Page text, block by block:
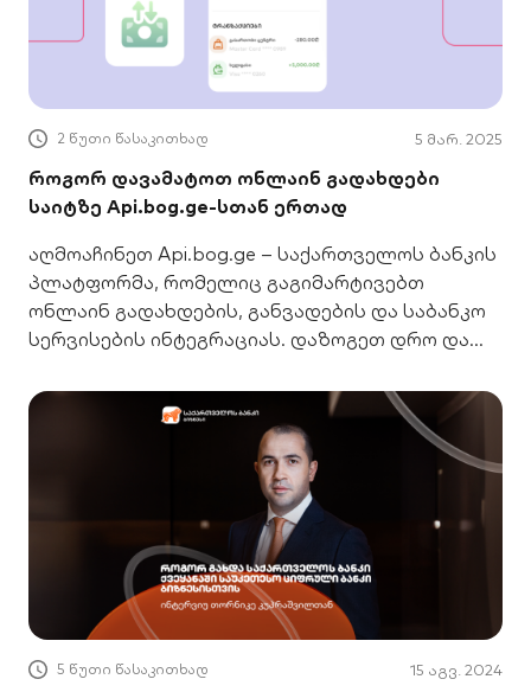
2 წუთი წასაკითხად 5 მარ. 2025
როგორ დავამატოთ ონლაინ გადახდები
საიტზე Api.bog.ge-სთან ერთად
აღმოაჩინეთ Api.bog.ge – საქართველოს ბანკის
პლატფორმა, რომელიც გაგიმარტივებთ
ონლაინ გადახდების, განვადების და საბანკო
სერვისების ინტეგრაციას. დაზოგეთ დრო და
5 წუთი წასაკითხად 15 აგვ. 2024